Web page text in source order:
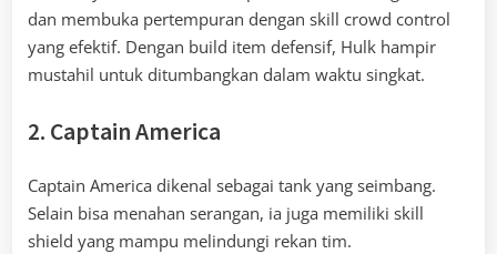
dan membuka pertempuran dengan skill crowd control
yang efektif. Dengan build item defensif, Hulk hampir
mustahil untuk ditumbangkan dalam waktu singkat.
2. Captain America
Captain America dikenal sebagai tank yang seimbang.
Selain bisa menahan serangan, ia juga memiliki skill
shield yang mampu melindungi rekan tim.